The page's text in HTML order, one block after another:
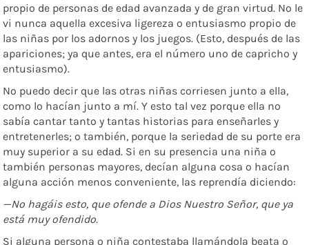
propio de personas de edad avanzada y de gran virtud. No le
vi nunca aquella excesiva ligereza o entusiasmo propio de
las niñas por los adornos y los juegos. (Esto, después de las
apariciones; ya que antes, era el número uno de capricho y
entusiasmo).
No puedo decir que las otras niñas corriesen junto a ella,
como lo hacían junto a mí. Y esto tal vez porque ella no
sabía cantar tanto y tantas historias para enseñarles y
entretenerles; o también, porque la seriedad de su porte era
muy superior a su edad. Si en su presencia una niña o
también personas mayores, decían alguna cosa o hacían
alguna acción menos conveniente, las reprendía diciendo:
—No hagáis esto, que ofende a Dios Nuestro Señor, que ya
está muy ofendido.
Si alguna persona o niña contestaba llamándola beata o